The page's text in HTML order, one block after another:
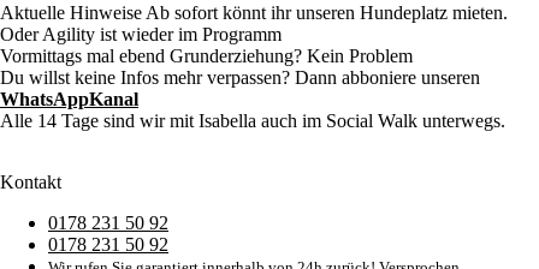
Aktuelle Hinweise Ab sofort könnt ihr unseren Hundeplatz mieten.
Oder Agility ist wieder im Programm
Vormittags mal ebend Grunderziehung? Kein Problem
Du willst keine Infos mehr verpassen? Dann abboniere unseren
WhatsAppKanal
Alle 14 Tage sind wir mit Isabella auch im Social Walk unterwegs.
Kontakt
0178 231 50 92
0178 231 50 92